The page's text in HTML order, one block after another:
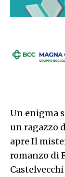
Un enigma
un ragazzo
apre Il
romanzo di